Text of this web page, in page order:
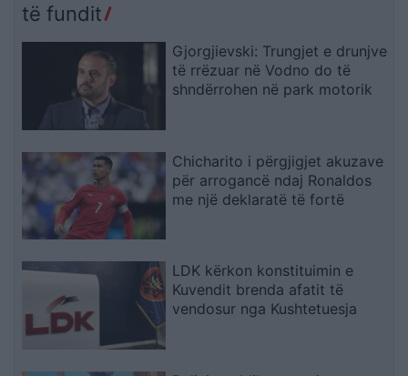
të fundit
Gjorgjievski: Trungjet e drunjve
të rrëzuar në Vodno do të
shndërrohen në park motorik
Chicharito i përgjigjet akuzave
për arrogancë ndaj Ronaldos
me një deklaratë të fortë
LDK kërkon konstituimin e
Kuvendit brenda afatit të
vendosur nga Kushtetuesja